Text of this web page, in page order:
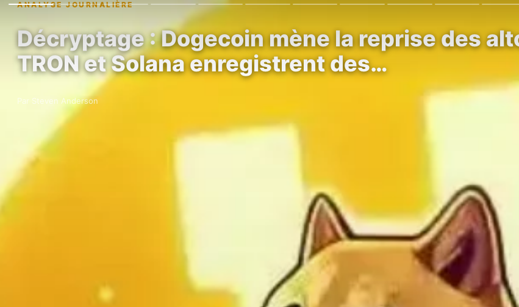
ANALYSE JOURNALIÈRE
Décryptage : Dogecoin mène la reprise des
TRON et Solana enregistrent des…
Par Steven Anderson